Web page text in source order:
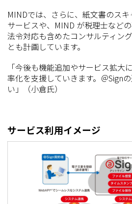
MINDでは、さらに、紙文書のス
サービスや、MIND が税理士など
法令対応も含めたコンサルティン
とも計画しています。
「今後も機能追加やサービス拡大
率化を支援していきます。＠Sign
い」（小倉氏）
サービス利用イメージ